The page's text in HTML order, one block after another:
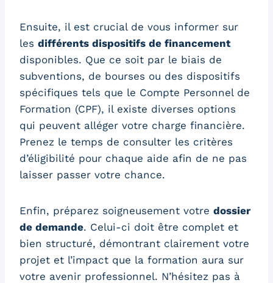
Ensuite, il est crucial de vous informer sur
les différents dispositifs de financement
disponibles. Que ce soit par le biais de
subventions, de bourses ou des dispositifs
spécifiques tels que le Compte Personnel de
Formation (CPF), il existe diverses options
qui peuvent alléger votre charge financière.
Prenez le temps de consulter les critères
d’éligibilité pour chaque aide afin de ne pas
laisser passer votre chance.
Enfin, préparez soigneusement votre dossier
de demande. Celui-ci doit être complet et
bien structuré, démontrant clairement votre
projet et l’impact que la formation aura sur
votre avenir professionnel. N’hésitez pas à